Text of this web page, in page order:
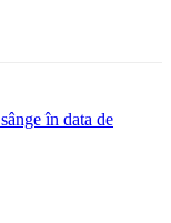
în data de